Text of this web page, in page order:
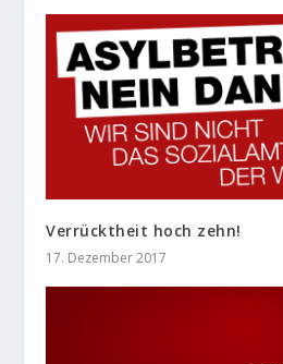
Verrücktheit hoch zehn!
17. Dezember 2017